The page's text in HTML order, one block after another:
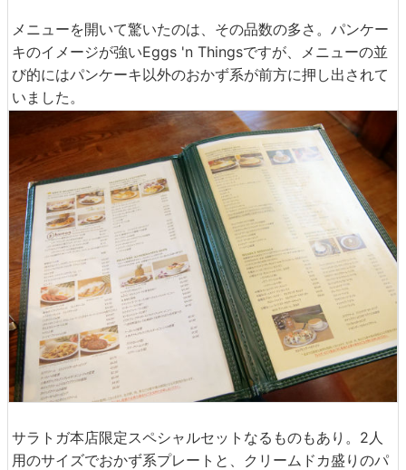
メニューを開いて驚いたのは、その品数の多さ。パンケー
キのイメージが強いEggs 'n Thingsですが、メニューの並
び的にはパンケーキ以外のおかず系が前方に押し出されて
いました。
サラトガ本店限定スペシャルセットなるものもあり。2人
用のサイズでおかず系プレートと、クリームドカ盛りのパ